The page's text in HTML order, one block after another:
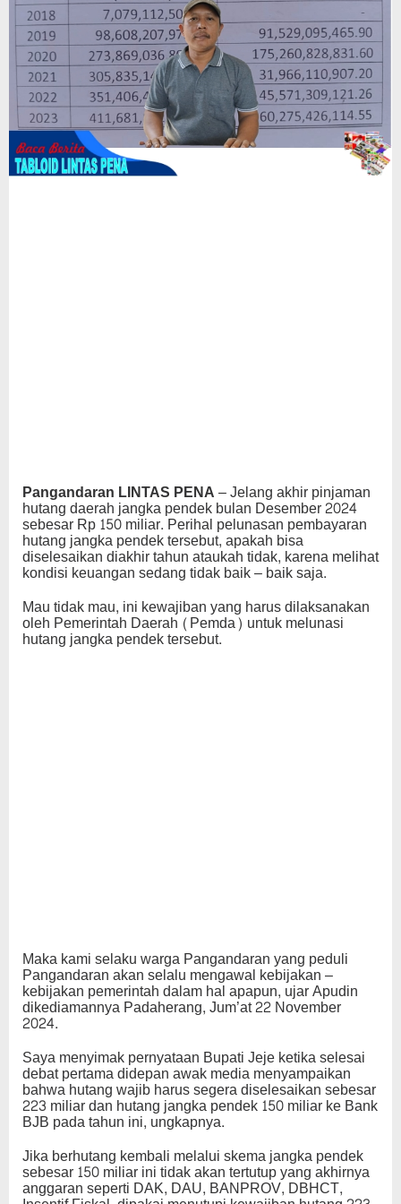
Pangandaran LINTAS PENA– Jelang akhir pinjaman
hutang daerah jangka pendek bulan Desember 2024
sebesar Rp 150 miliar. Perihal pelunasan pembayaran
hutang jangka pendek tersebut, apakah bisa
diselesaikan diakhir tahun ataukah tidak, karena melihat
kondisi keuangan sedang tidak baik – baik saja.
Mau tidak mau, ini kewajiban yang harus dilaksanakan
oleh Pemerintah Daerah (Pemda) untuk melunasi
hutang jangka pendek tersebut.
Maka kami selaku warga Pangandaran yang peduli
Pangandaran akan selalu mengawal kebijakan –
kebijakan pemerintah dalam hal apapun, ujar Apudin
dikediamannya Padaherang, Jum’at 22 November
2024.
Saya menyimak pernyataan Bupati Jeje ketika selesai
debat pertama didepan awak media menyampaikan
bahwa hutang wajib harus segera diselesaikan sebesar
223 miliar dan hutang jangka pendek 150 miliar ke Bank
BJB pada tahun ini, ungkapnya.
Jika berhutang kembali melalui skema jangka pendek
sebesar 150 miliar ini tidak akan tertutup yang akhirnya
anggaran seperti DAK, DAU, BANPROV, DBHCT,